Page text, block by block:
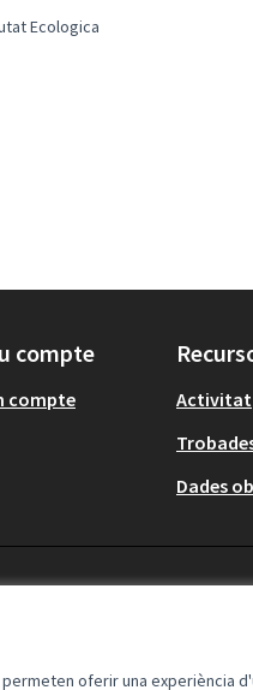
oferir una experiència
Ecologica
compte
compte
Activitat
Dades